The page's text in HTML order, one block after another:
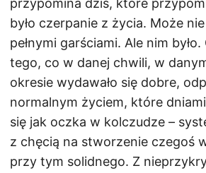
przypomina dziś, które
było czerpanie z życia. Może
pełnymi garściami. Ale nim
tego, co w danej chwili, w
okresie wydawało się dobre,
normalnym życiem, które
się jak oczka w kolczudze –
z chęcią na stworzenie czegoś
przy tym solidnego. Z